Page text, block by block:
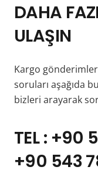
DAHA
ULAŞIN
Kargo
soruları aşağıda
bizleri arayarak
TEL : +90
+90 543